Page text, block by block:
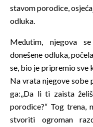
stavom porodice,
odluka.
Međutim, njegova
donešene odluka,
se, bio je pripremio
Na vrata njegove sobe
ga:,,Da li ti zaista
porodice?“ Tog trena,
stvoriti ogroman